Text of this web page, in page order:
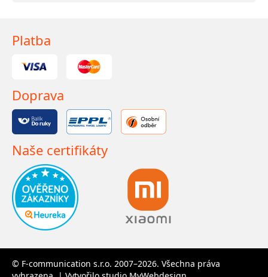
Platba
Doprava
Naše certifikáty
© F-communication s.r.o. 2007–2026. Všechna práva